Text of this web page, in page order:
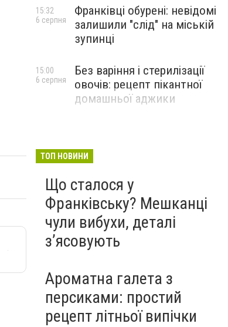
Франківці обурені: невідомі
залишили "слід" на міській
зупинці
15:32
6 серпня
Без варіння і стерилізації
овочів: рецепт пікантної
домашньої аджики
15:00
6 серпня
ТОП НОВИНИ
Що сталося у
Франківську? Мешканці
чули вибухи, деталі
з’ясовують
Ароматна галета з
персиками: простий
рецепт літньої випічки